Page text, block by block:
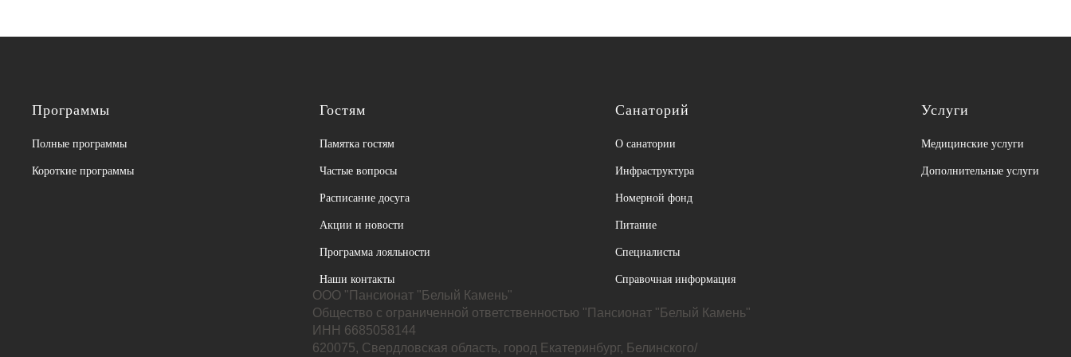
Программы
Полные программы
Короткие программы
Гостям
Памятка гостям
Частые вопросы
Расписание досуга
Акции и новости
Программа лояльности
Наши контакты
Санаторий
О санатории
Инфраструктура
Номерной фонд
Питание
Специалисты
Справочная информация
Услуги
Медицинские услуги
Дополнительные услуги
ООО "Пансионат "Белый Камень"
Общество с ограниченной ответственностью "Пансионат "Белый Камень"
ИНН 6685058144
620075, Свердловская область, город Екатеринбург, Белинского/